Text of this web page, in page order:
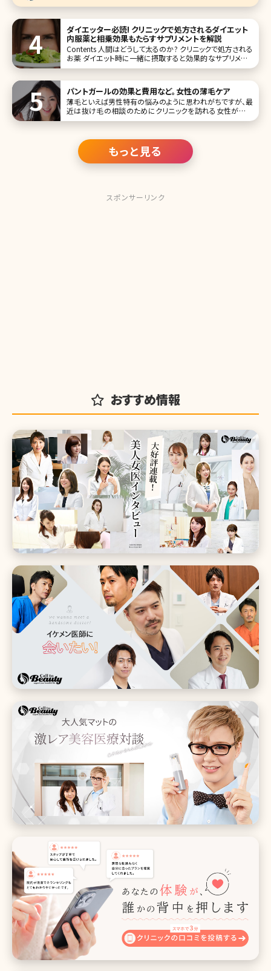
ダイエッター必読! クリニックで処方されるダイエット
内服薬と相乗効果もたらすサプリメントを解説
Contents 人間はどうして太るのか? クリニックで処方される
お薬 ダイエット時に一緒に摂取すると効果的なサプリメント
おわりに ふと鏡を見ると、ぽっこりでたお腹、ムチムチな二の
パントガールの効果と費用など。女性の薄毛ケア
薄毛といえば男性特有の悩みのように思われがちですが、最
近は抜け毛の相談のためにクリニックを訪れる女性が増え
ています。女性の薄毛は加齢が大きな原因ですが、ストレスや
も少なくありません。このような女性の薄毛を改善してくれる
内服薬として注目を集めているの
もっと見る
スポンサーリンク
おすすめ情報